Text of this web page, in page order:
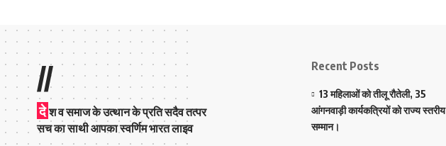
//
दे श व समाज के उत्थान के प्रति सदैव तत्पर
सच का साथी आपका स्वर्णिम भारत लाइव
Recent Posts
13 महिलाओं को तीलू रौतेली, 35
आंगनवाड़ी कार्यकत्रियों को राज्य स्तरीय
सम्मान।